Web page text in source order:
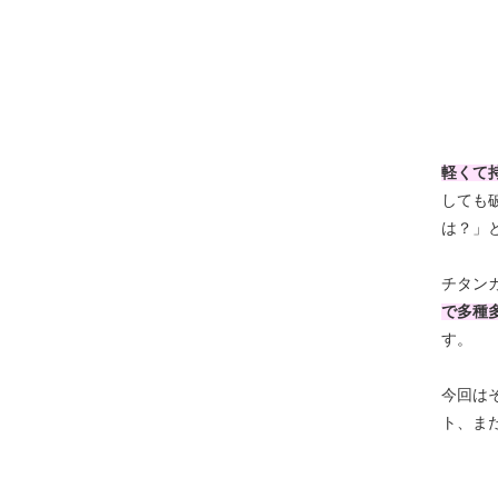
軽くて
しても
は？」
チタン
で多種
す。
今回は
ト、ま